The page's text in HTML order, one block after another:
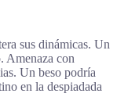
sus dinámicas. Un
Amenaza con
Un beso podría
en la despiadada